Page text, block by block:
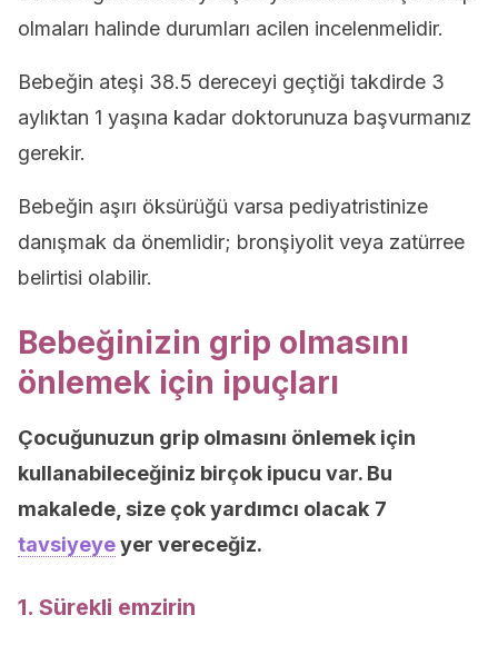
olmaları halinde durumları acilen incelenmelidir.
Bebeğin ateşi 38.5 dereceyi geçtiği takdirde 3
aylıktan 1 yaşına kadar doktorunuza başvurmanız
gerekir.
Bebeğin aşırı öksürüğü varsa pediyatristinize
danışmak da önemlidir; bronşiyolit veya zatürree
belirtisi olabilir.
Bebeğinizin grip olmasını
önlemek için ipuçları
Çocuğunuzun grip olmasını önlemek için
kullanabileceğiniz birçok ipucu var. Bu
makalede, size çok yardımcı olacak 7
tavsiyeyeyer vereceğiz.
1. Sürekli emzirin